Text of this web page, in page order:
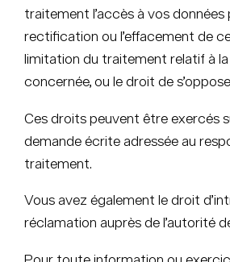
traitement l’accès à vos données
rectification ou l’effacement de
limitation du traitement relatif à
concernée, ou le droit de
Ces droits peuvent être exercés
demande écrite adressée au
traitement.
Vous avez également le droit
réclamation auprès de l’autorité